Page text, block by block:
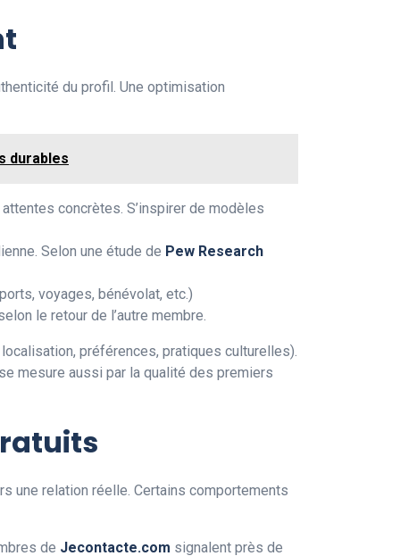
du profil. Une optimisation
durables
concrètes. S’inspirer de modèles
Selon une étude de Pew Research
voyages, bénévolat, etc.)
le retour de l’autre membre.
préférences, pratiques culturelles).
mesure aussi par la qualité des premiers
une relation réelle. Certains comportements
de Jecontacte.com signalent près de